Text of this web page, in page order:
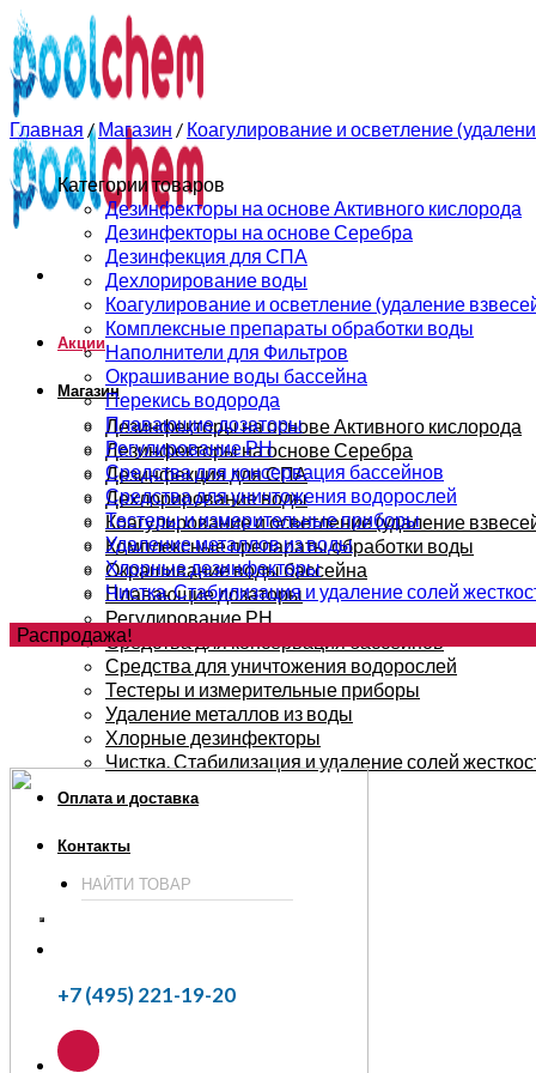
Акции
Магазин
Дезинфекторы на основе Активного кислорода
Дезинфекторы на основе Серебра
Дезинфекция для СПА
Дехлорирование воды
Коагулирование и осветление (удаление
Комплексные препараты обработки воды
Окрашивание воды бассейна
Плавающие дозаторы
Регулирование РН
Средства для консервация бассейнов
Средства для уничтожения водорослей
Тестеры и измерительные приборы
Удаление металлов из воды
Хлорные дезинфекторы
Чистка. Стабилизация и удаление солей
Оплата и доставка
Контакты
+7 (495) 221-19-20
Главная / Магазин / Коагулирование и осветление
Категории товаров
Дезинфекторы на основе Активного кислорода
Дезинфекторы на основе Серебра
Дезинфекция для СПА
Дехлорирование воды
Коагулирование и осветление (удаление
Комплексные препараты обработки воды
Наполнители для Фильтров
Окрашивание воды бассейна
Перекись водорода
Плавающие дозаторы
Регулирование РН
Средства для консервация бассейнов
Средства для уничтожения водорослей
Тестеры и измерительные приборы
Удаление металлов из воды
Хлорные дезинфекторы
Чистка. Стабилизация и удаление солей
Распродажа!